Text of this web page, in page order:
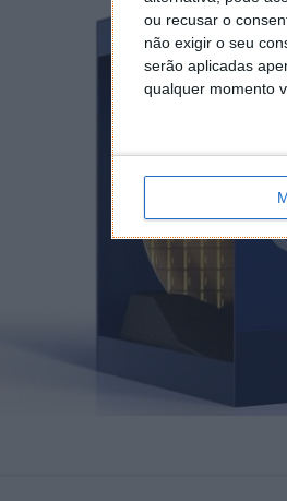
ou recusar o
não exigir o seu
serão aplicadas
qualquer momento